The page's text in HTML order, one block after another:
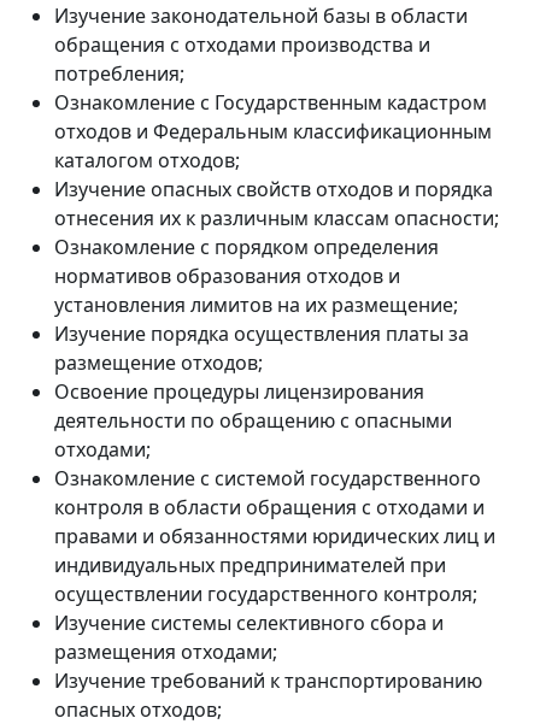
Изучение законодательной базы в области
обращения с отходами производства и
потребления;
Ознакомление с Государственным кадастром
отходов и Федеральным классификационным
каталогом отходов;
Изучение опасных свойств отходов и порядка
отнесения их к различным классам опасности;
Ознакомление с порядком определения
нормативов образования отходов и
установления лимитов на их размещение;
Изучение порядка осуществления платы за
размещение отходов;
Освоение процедуры лицензирования
деятельности по обращению с опасными
отходами;
Ознакомление с системой государственного
контроля в области обращения с отходами и
правами и обязанностями юридических лиц и
индивидуальных предпринимателей при
осуществлении государственного контроля;
Изучение системы селективного сбора и
размещения отходами;
Изучение требований к транспортированию
опасных отходов;